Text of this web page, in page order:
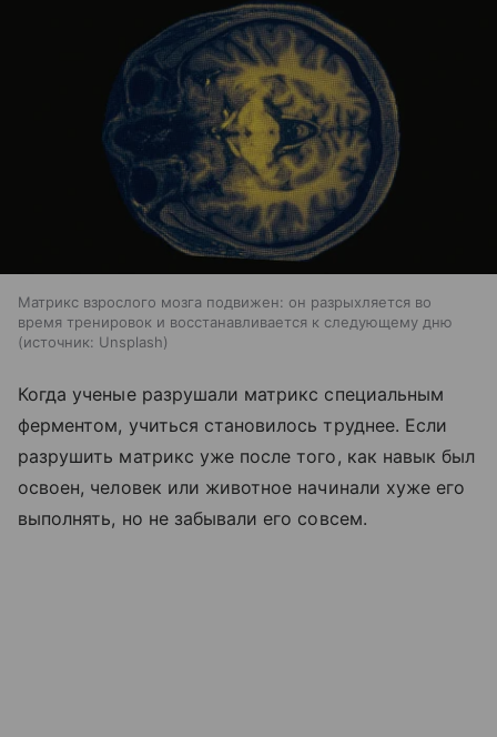
Матрикс взрослого мозга подвижен: он разрыхляется во
время тренировок и восстанавливается к следующему дню
источник: Unsplash
Когда ученые разрушали матрикс специальным
ферментом, учиться становилось труднее. Если
разрушить матрикс уже после того, как навык был
освоен, человек или животное начинали хуже его
выполнять, но не забывали его совсем.